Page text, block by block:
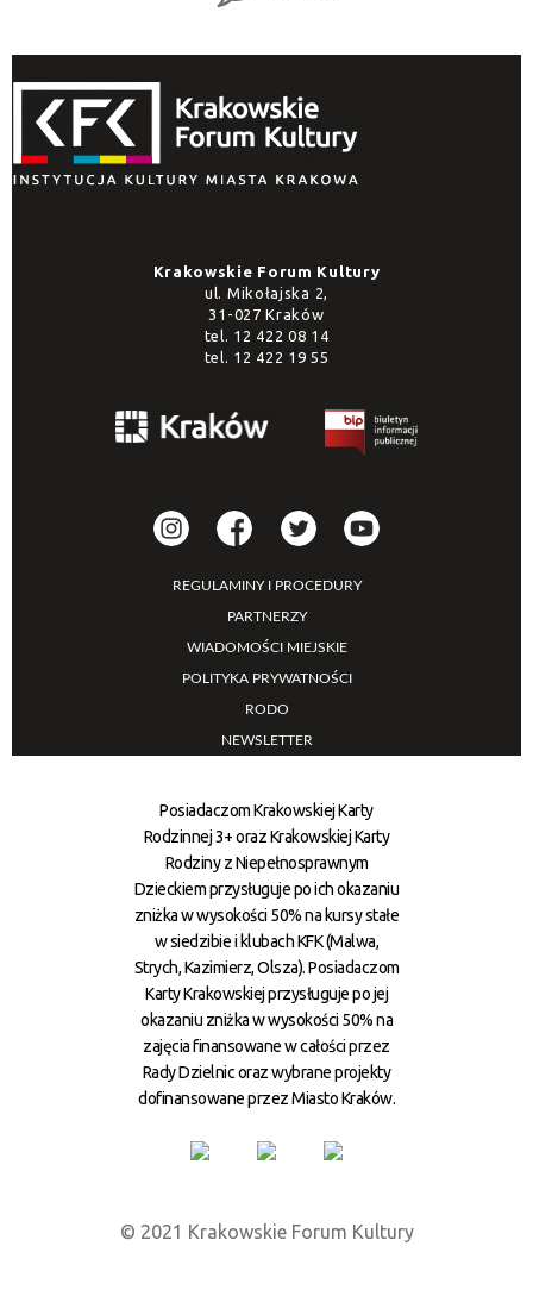
Krakowskie Forum Kultury
ul. Mikołajska 2,
31-027 Kraków
tel. 12 422 08 14
tel. 12 422 19 55
REGULAMINY I PROCEDURY
PARTNERZY
WIADOMOŚCI MIEJSKIE
POLITYKA PRYWATNOŚCI
RODO
NEWSLETTER
Posiadaczom Krakowskiej Karty
Rodzinnej 3+ oraz Krakowskiej Karty
Rodziny z Niepełnosprawnym
Dzieckiem przysługuje po ich okazaniu
zniżka w wysokości 50% na kursy stałe
w siedzibie i klubach KFK (Malwa,
Strych, Kazimierz, Olsza). Posiadaczom
Karty Krakowskiej przysługuje po jej
okazaniu zniżka w wysokości 50% na
zajęcia finansowane w całości przez
Rady Dzielnic oraz wybrane projekty
dofinansowane przez Miasto Kraków.
© 2021 Krakowskie Forum Kultury